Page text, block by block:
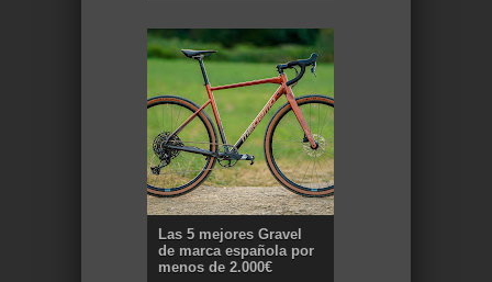
Las 5 mejores Gravel
de marca española por
menos de 2.000€